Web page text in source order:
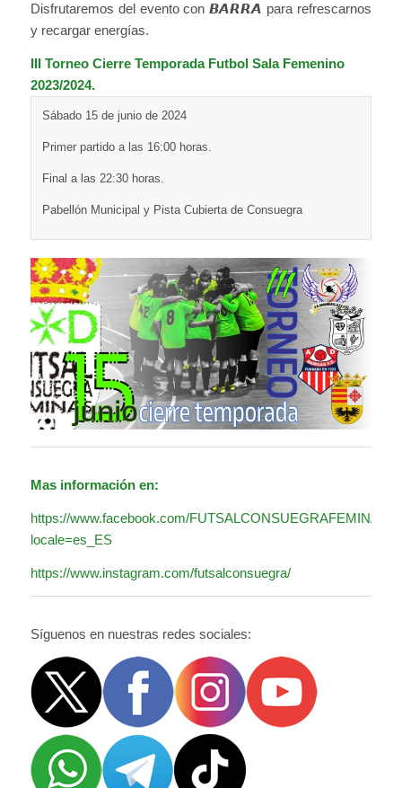
Disfrutaremos del evento con 𝘽𝘼𝙍𝙍𝘼 para refrescarnos
y recargar energías.
III Torneo Cierre Temporada Futbol Sala Femenino
2023/2024.
Sábado 15 de junio de 2024
Primer partido a las 16:00 horas.
Final a las 22:30 horas.
Pabellón Municipal y Pista Cubierta de Consuegra
Mas información en:
https://www.facebook.com/FUTSALCONSUEGRAFEMINAS?
locale=es_ES
https://www.instagram.com/futsalconsuegra/
Síguenos en nuestras redes sociales: